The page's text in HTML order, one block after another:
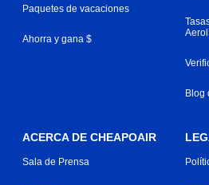
Paquetes de vacaciones
Ahorra y gana $
Blog
ACERCA DE CHEAPOAIR
Sala de Prensa